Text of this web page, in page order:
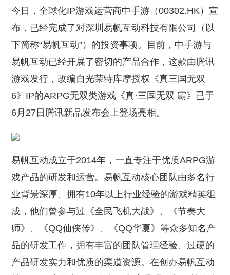
今日，全球化IP游戏运营商中手游（00302.HK）宣
布，已经完成了对深圳易帆互动科技有限公司（以
下简称“易帆互动”）的投资事项。目前，中手游与
易帆互动已经开展了密切的产品合作，这款由腾讯
游戏发行，改编自光荣特库摩授权《真三国无双
6》IP的ARPG无双类游戏《真·三国无双 霸》已于
6月27日腾讯新品发布会上登场亮相。
易帆互动成立于2014年，一直专注于优质ARPG游
戏产品的研发和运营。易帆互动核心团队由多名行
业背景深厚、拥有10年以上行业经验的游戏精英组
成，他们曾参与过《全民飞机大战》、《节奏大
师》、《QQ仙侠传》、《QQ华夏》等众多知名产
品的研发工作，拥有丰富的团队管理经验、过硬的
产品研发实力和优质的渠道资源。在创办易帆互动